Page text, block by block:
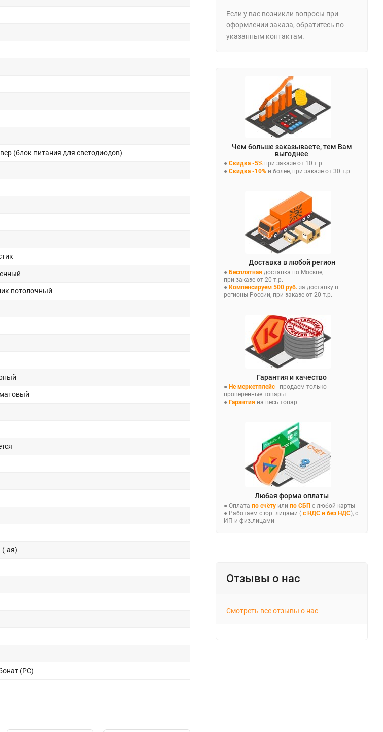
(блок питания для светодиодов)
потолочный
ая)
(PC)
Если у вас возникли вопросы при
оформлении заказа, обратитесь по
указанным контактам.
Чем больше заказываете, тем Вам
выгоднее
● Скидка -5% при заказе от 10 т.р.
● Скидка -10% и более, при заказе от 30 т.р.
Доставка в любой регион
● Бесплатная доставка по Москве,
при заказе от 20 т.р.
● Компенсируем 500 руб. за доставку в
регионы России, при заказе от 20 т.р.
Гарантия и качество
● Не меркетплейс - продаем только
проверенные товары
● Гарантия на весь товар
Любая форма оплаты
● Оплата по счёту или по СБП с любой карты
● Работаем с юр. лицами ( с НДС и без НДС), с
ИП и физ.лицами
Отзывы о нас
Смотреть все отзывы о нас